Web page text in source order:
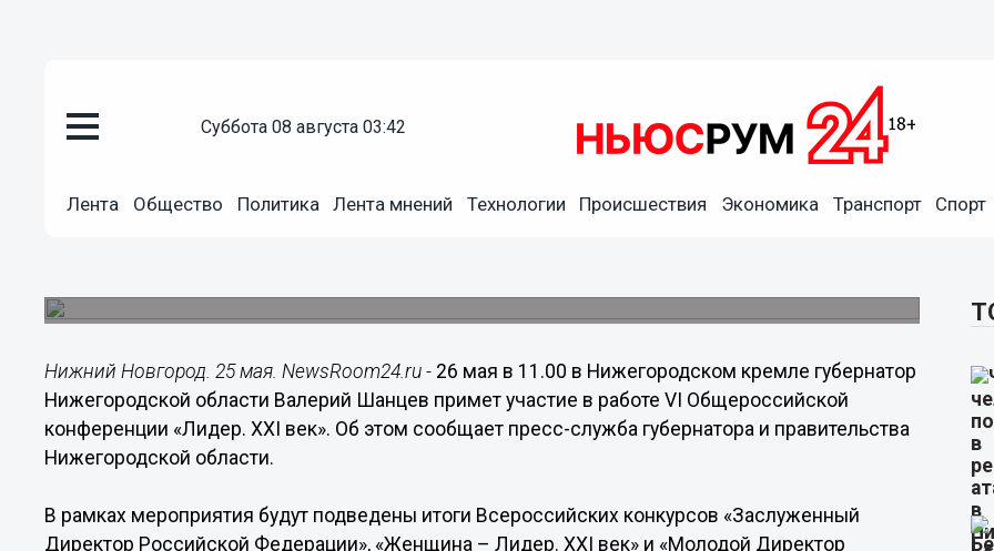
суббота 08 августа 03:42
Лента Общество Политика Лента мнений Технологии Происшествия Экономика Транспорт Спорт
25.05.2015 18:35
Губернатор Валерий Шанцев примет участие в работе VI
Общероссийской конференции «Лидер. XXI век»
Нижний Новгород. 25 мая. NewsRoom24.ru - 26 мая в 11.00 в Нижегородском кремле губернатор
Нижегородской области Валерий Шанцев примет участие в работе VI Общероссийской
конференции «Лидер. XXI век». Об этом сообщает пресс-служба губернатора и правительства
Нижегородской области.
В рамках мероприятия будут подведены итоги Всероссийских конкурсов «Заслуженный
Директор Российской Федерации», «Женщина – Лидер. XXI век» и «Молодой Директор